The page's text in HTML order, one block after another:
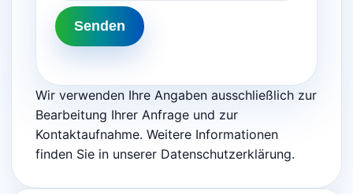
Senden
Wir verwenden Ihre Angaben ausschließlich zur
Bearbeitung Ihrer Anfrage und zur
Kontaktaufnahme. Weitere Informationen
finden Sie in unserer Datenschutzerklärung.